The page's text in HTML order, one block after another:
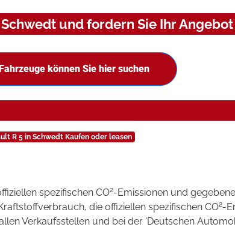
und fordern Sie Ihr Angebot
können Sie hier suchen
R 5 in Schwedt Kaufen oder leasen
spezifischen CO2-Emissionen und
die offiziellen spezifischen CO2-
Verkaufsstellen und bei der 'Deutschen